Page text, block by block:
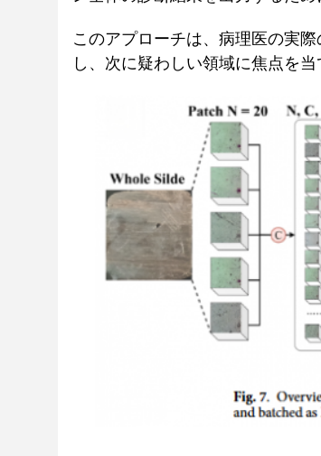
このアプローチは、病理医の実
し、次に疑わしい領域に焦点を